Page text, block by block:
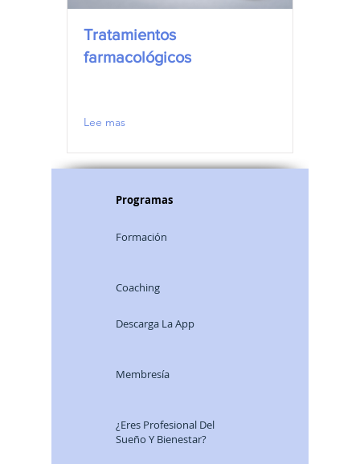
Tratamientos
farmacológicos
Lee mas
Programas
Formación
Coaching
Descarga La App
Membresía
¿Eres Profesional Del
Sueño Y Bienestar?